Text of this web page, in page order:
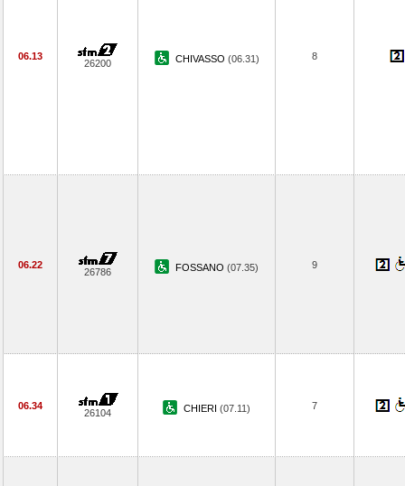
06.13
26200 CHIVASSO (06.31) 8
06.22
26786 FOSSANO (07.35) 9
06.34
26104 CHIERI (07.11) 7